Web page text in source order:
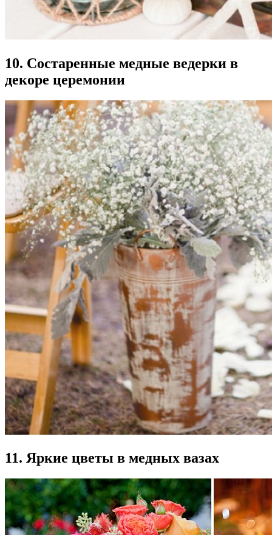
10. Состаренные медные ведерки в
декоре церемонии
11. Яркие цветы в медных вазах